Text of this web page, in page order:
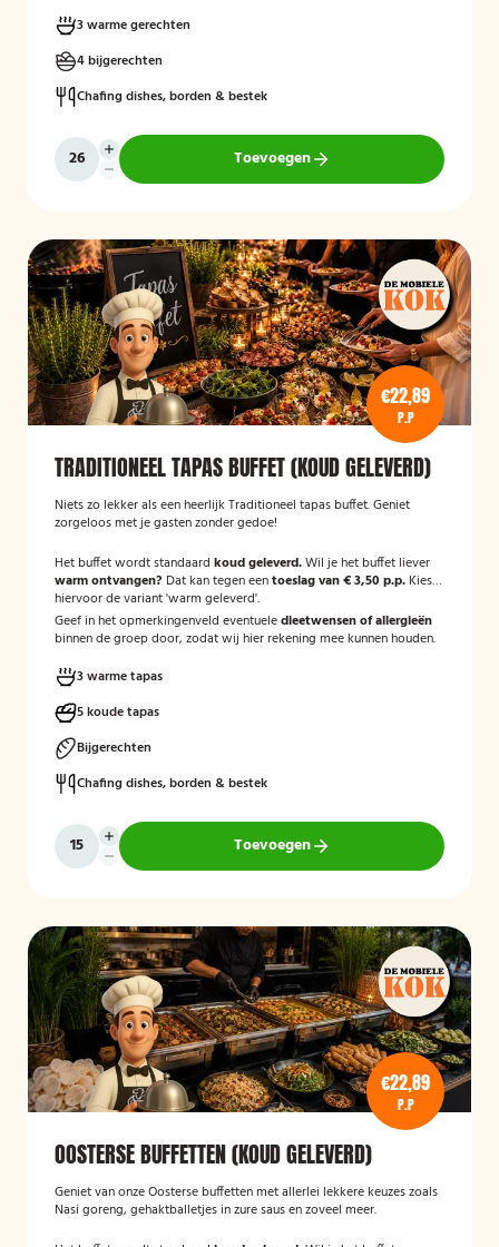
3 warme gerechten
4 bijgerechten
Chafing dishes, borden & bestek
Toevoegen
€22,89
P.P
TRADITIONEEL TAPAS BUFFET (KOUD GELEVERD)
Niets zo lekker als een heerlijk Traditioneel tapas buffet. Geniet
zorgeloos met je gasten zonder gedoe!
Het buffet wordt standaard koud geleverd.Wil je het buffet liever
warm ontvangen? Dat kan tegen eentoeslag van € 3,50 p.p. Kies
hiervoor de variant 'warm geleverd'.
Geef in het opmerkingenveld eventueledieetwensen of allergieën
binnen de groep door, zodat wij hier rekening mee kunnen houden.
3 warme tapas
5 koude tapas
Bijgerechten
Chafing dishes, borden & bestek
Toevoegen
€22,89
P.P
OOSTERSE BUFFETTEN (KOUD GELEVERD)
Geniet van onze Oosterse buffetten met allerlei lekkere keuzes zoals
Nasi goreng, gehaktballetjes in zure saus en zoveel meer.